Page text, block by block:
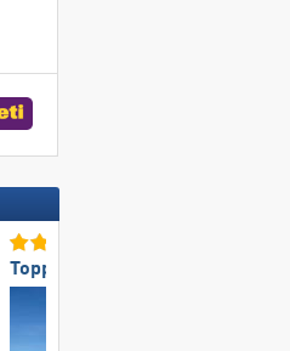
Toppisteaanbod